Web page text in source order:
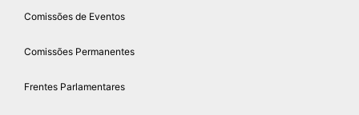
Comissões de Eventos
Comissões Permanentes
Frentes Parlamentares